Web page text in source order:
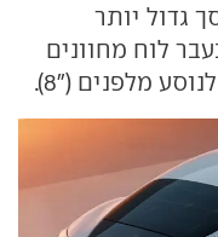
גדול יותר
לוח מחוונים